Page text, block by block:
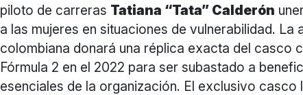
piloto de carreras Tatiana “Tata” Calderón
a las mujeres en situaciones de vulnerabilidad. La
colombiana donará una réplica exacta del casco
Fórmula 2 en el 2022 para ser subastado a
esenciales de la organización. El exclusivo